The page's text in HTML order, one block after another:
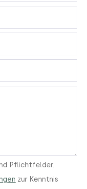
Pflichtfelder.
zur Kenntnis